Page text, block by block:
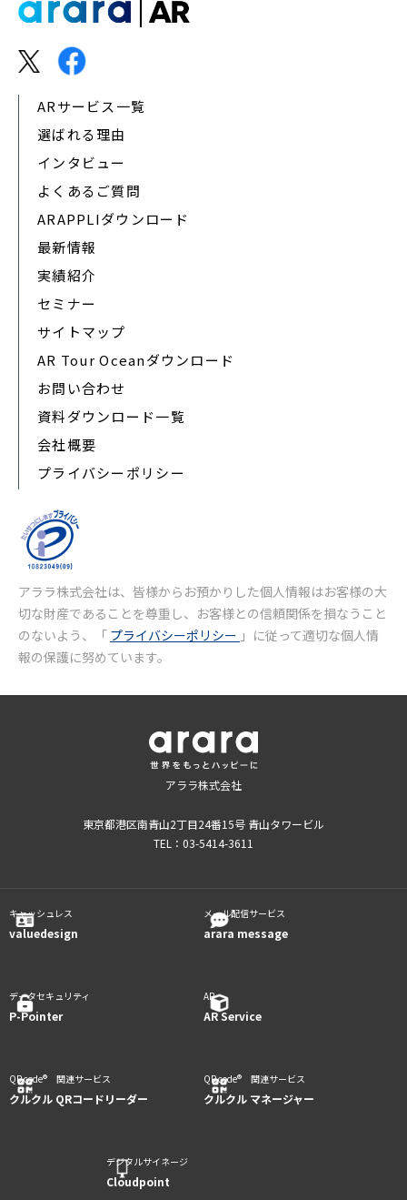
ARサービス一覧
選ばれる理由
インタビュー
よくあるご質問
ARAPPLIダウンロード
最新情報
実績紹介
セミナー
サイトマップ
AR Tour Oceanダウンロード
お問い合わせ
資料ダウンロード一覧
会社概要
プライバシーポリシー
アララ株式会社は、皆様からお預かりした個人情報はお客様の大
切な財産であることを尊重し、お客様との信頼関係を損なうこと
のないよう、「 プライバシーポリシー 」に従って適切な個人情
報の保護に努めています。
アララ株式会社
東京都港区南青山2丁目24番15号 青山タワービル
TEL：03-5414-3611
キャッシュレス
valuedesign
メール配信サービス
arara message
データセキュリティ
P-Pointer
AR
AR Service
QR code® 関連サービス
クルクル QRコードリーダー
QR code® 関連サービス
クルクル マネージャー
デジタルサイネージ
Cloudpoint